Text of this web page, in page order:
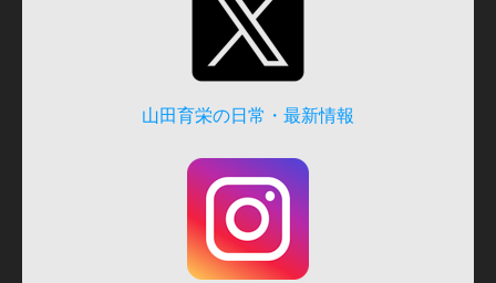
山田育栄の日常・最新情報